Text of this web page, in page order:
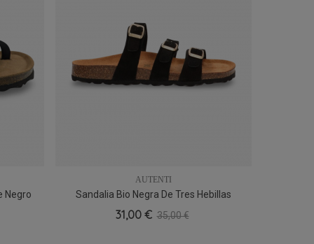
Negro
36 37 38 40
AUTENTI
Sandalia Bio Negra De Tres Hebillas
Autenti 10717, Urbana Y Versátil
31,00 € 35,00 €